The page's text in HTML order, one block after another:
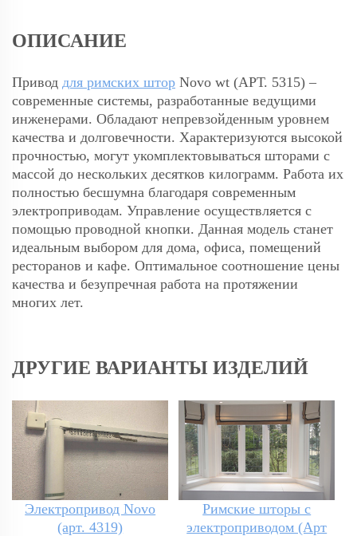
ОПИСАНИЕ
Привод для римских штор Novo wt (АРТ. 5315) –
современные системы, разработанные ведущими
инженерами. Обладают непревзойденным уровнем
качества и долговечности. Характеризуются высокой
прочностью, могут укомплектовываться шторами с
массой до нескольких десятков килограмм. Работа их
полностью бесшумна благодаря современным
электроприводам. Управление осуществляется с
помощью проводной кнопки. Данная модель станет
идеальным выбором для дома, офиса, помещений
ресторанов и кафе. Оптимальное соотношение цены
качества и безупречная работа на протяжении
многих лет.
ДРУГИЕ ВАРИАНТЫ ИЗДЕЛИЙ
Электропривод Novo
(арт. 4319)
Римские шторы с
электроприводом (Арт